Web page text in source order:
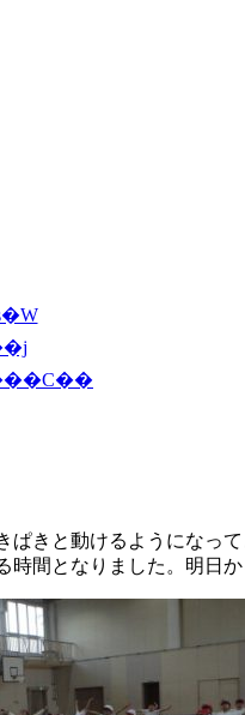
きと動けるようになっ
間となりました。明日